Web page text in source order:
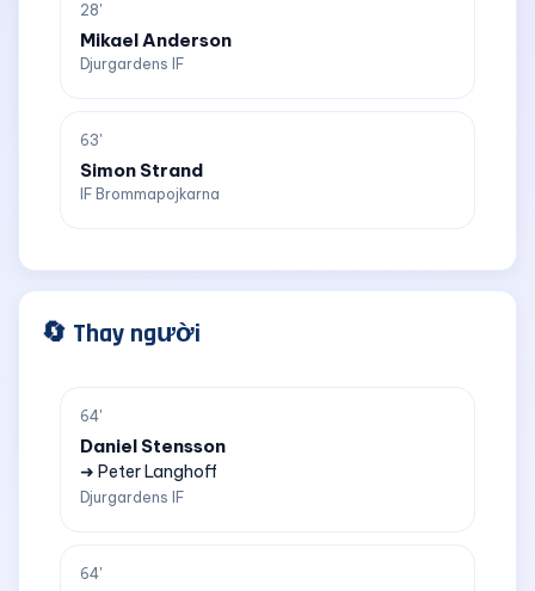
28'
Mikael Anderson
Djurgardens IF
63'
Simon Strand
IF Brommapojkarna
🔄 Thay người
64'
Daniel Stensson
➜ Peter Langhoff
Djurgardens IF
64'